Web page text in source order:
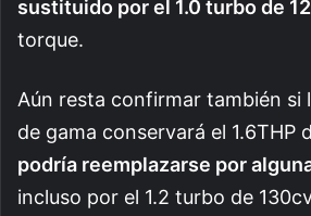
sustituido por el 1.0 turbo de
torque.
Aún resta confirmar también si
de gama conservará el 1.6THP
podría reemplazarse por
incluso por el 1.2 turbo de